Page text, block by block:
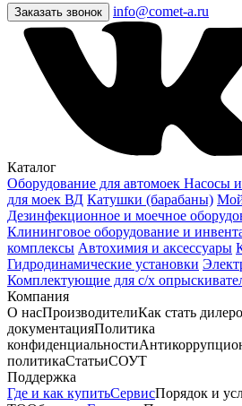
Заказать звонок info@comet-a.ru
Каталог
Оборудование для автомоек Насосы и
для моек ВД Катушки (барабаны)
Дезинфекционное и моечное
Клининговое оборудование и
комплексы Автохимия и аксессуары
Гидродинамические установки
Комплектующие для с/х
Компания
О насПроизводителиКак стать
документацияПолитика
конфиденциальности
политикаСтатьиСОУТ
Поддержка
Где и как купитьСервисПорядок и